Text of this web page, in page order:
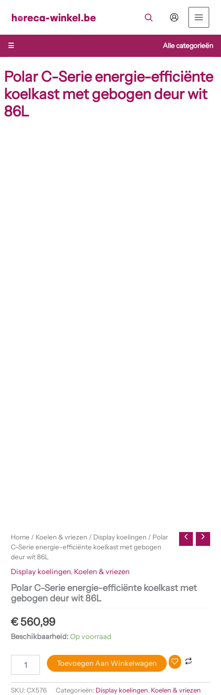
naar
inhoud
☰
Alle categorieën
Polar C-Serie energie-efficiënte
koelkast met gebogen deur wit
86L
Home / Koelen & vriezen / Display koelingen / Polar
C-Serie energie-efficiënte koelkast met gebogen
deur wit 86L
Display koelingen, Koelen & vriezen
Polar C-Serie energie-efficiënte koelkast met
gebogen deur wit 86L
€560,99
Beschikbaarheid:Op voorraad
Toevoegen Aan Winkelwagen
SKU:CX576 Categorieën: Display koelingen, Koelen & vriezen